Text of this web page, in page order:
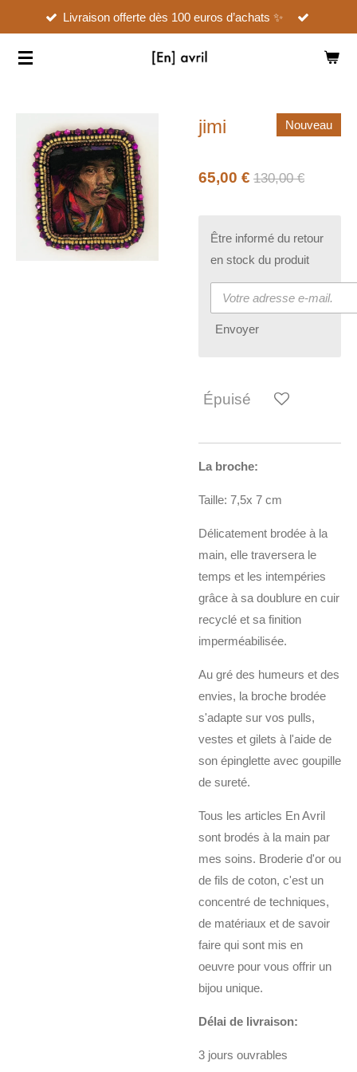
contenu
Livraison offerte dès 100 euros d’achats ✨
jimi Nouveau
65,00 € 130,00 €
Être informé du retour
en stock du produit
Envoyer
Épuisé
La broche:
Taille: 7,5x 7 cm
Délicatement brodée à la
main, elle traversera le
temps et les intempéries
grâce à sa doublure en cuir
recyclé et sa finition
imperméabilisée.
Au gré des humeurs et des
envies, la broche brodée
s'adapte sur vos pulls,
vestes et gilets à l'aide de
son épinglette avec goupille
de sureté.
Tous les articles En Avril
sont brodés à la main par
mes soins. Broderie d'or ou
de fils de coton, c'est un
concentré de techniques,
de matériaux et de savoir
faire qui sont mis en
oeuvre pour vous offrir un
bijou unique.
Délai de livraison:
3 jours ouvrables